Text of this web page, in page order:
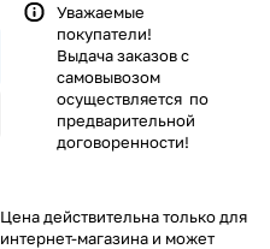
Уважаемые
покупатели!
Выдача заказов с
самовывозом
осуществляется по
предварительной
договоренности!
Цена действительна только для
интернет-магазина и может